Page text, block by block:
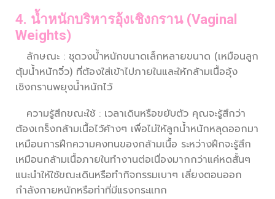
4. น้ำหนักบริหารอุ้งเชิงกราน (Vaginal
Weights)
ลักษณะ : ชุดวงนํ้าหนักขนาดเล็กหลายขนาด (เหมือนลูก
ตุ้มน้ำหนักจิ๋ว) ที่ต้องใส่เข้าไปภายในและให้กล้ามเนื้ออุ้ง
เชิงกรานพยุงน้ำหนักไว้
ความรู้สึกขณะใช้ : เวลาเดินหรือขยับตัว คุณจะรู้สึกว่า
ต้องเกร็งกล้ามเนื้อไว้ค้างๆ เพื่อไม่ให้ลูกน้ำหนักหลุดออกมา
เหมือนการฝึกความคงทนของกล้ามเนื้อ ระหว่างฝึกจะรู้สึก
เหมือนกล้ามเนื้อภายในทำงานต่อเนื่องมากกว่าแค่หดสั้นๆ
แนะนำให้ใช้ขณะเดินหรือทำกิจกรรมเบาๆ เลี่ยงตอนออก
กำลังกายหนักหรือท่าที่มีแรงกระแทก